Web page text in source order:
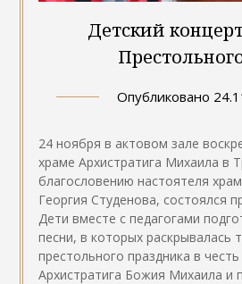
Детский
Опубликовано
24 ноября в актовом зале
храме Архистратига Михаила в
благословению настоятеля
Георгия Студенова, состоялся
Дети вместе с педагогами
песни, в которых раскрывалась
престольного праздника в
Архистратига Божия Михаила и